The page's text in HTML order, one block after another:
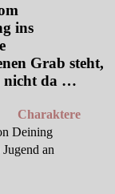
ins
Grab steht,
nicht da …
Charaktere
Deining
an